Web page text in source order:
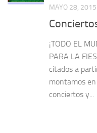
MAYO 28, 2015
¡TODO EL
PARA LA
citados a
montamos en
conciertos y...